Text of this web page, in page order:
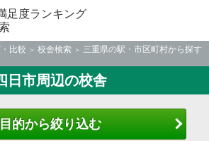
足度ランキング
比較 校舎検索
三重県の駅・市区町村から探す
日市周辺の校舎
目的から絞り込む